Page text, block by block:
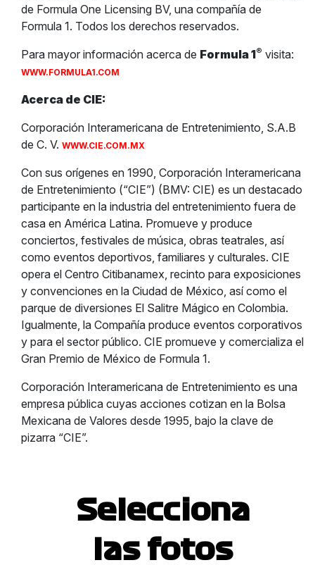
de Formula One Licensing BV, una compañía de
Formula 1. Todos los derechos reservados.
Para mayor información acerca de Formula 1® visita:
WWW.FORMULA1.COM
Acerca de CIE:
Corporación Interamericana de Entretenimiento, S.A.B
de C. V. WWW.CIE.COM.MX
Con sus orígenes en 1990, Corporación Interamericana
de Entretenimiento (“CIE”) (BMV: CIE) es un destacado
participante en la industria del entretenimiento fuera de
casa en América Latina. Promueve y produce
conciertos, festivales de música, obras teatrales, así
como eventos deportivos, familiares y culturales. CIE
opera el Centro Citibanamex, recinto para exposiciones
y convenciones en la Ciudad de México, así como el
parque de diversiones El Salitre Mágico en Colombia.
Igualmente, la Compañía produce eventos corporativos
y para el sector público. CIE promueve y comercializa el
Gran Premio de México de Formula 1.
Corporación Interamericana de Entretenimiento es una
empresa pública cuyas acciones cotizan en la Bolsa
Mexicana de Valores desde 1995, bajo la clave de
pizarra “CIE”.
Selecciona
las fotos